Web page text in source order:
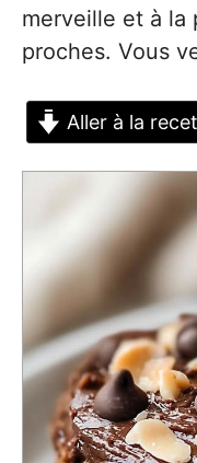
merveille et à la
proches. Vous
Aller à la